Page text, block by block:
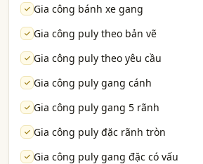
Gia công bánh xe gang
Gia công puly theo bản vẽ
Gia công puly theo yêu cầu
Gia công puly gang cánh
Gia công puly gang 5 rãnh
Gia công puly đặc rãnh tròn
Gia công puly gang đặc có vấu